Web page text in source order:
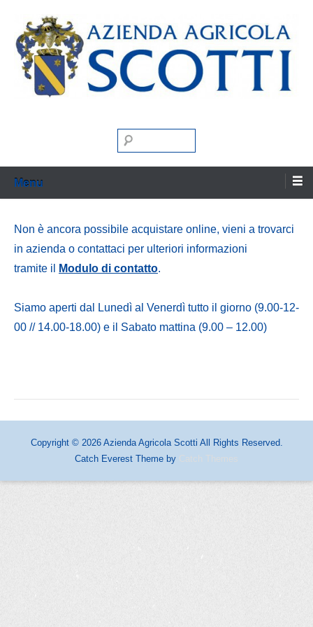
content
Azienda Agricola
Scotti
Search
Menu
Non è ancora possibile acquistare online, vieni a trovarci
in azienda o contattaci per ulteriori informazioni
tramite il
Modulo di contatto.
Siamo aperti dal Lunedì al Venerdì tutto il giorno (9.00-12-
00 // 14.00-18.00) e il Sabato mattina (9.00 – 12.00)
Copyright © 2026 Azienda Agricola Scotti All Rights Reserved.
Catch Everest Theme by Catch Themes